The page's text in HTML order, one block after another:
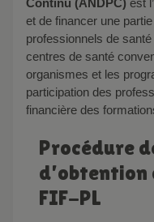
Continu (ANDPC) est
et de financer une
professionnels de
centres de santé
organismes et les
participation des
financière des
Procédure de demande et délais
FIF-PL